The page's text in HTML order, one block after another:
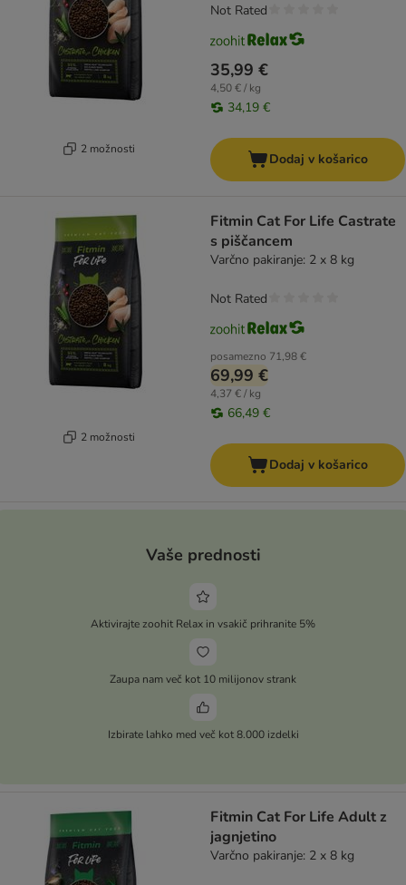
2 možnosti
35,99 €
4,50 € / kg
34,19 €
Not Rated
Dodaj v košarico
2 možnosti
Fitmin Cat For Life Castrate
s piščancem
Varčno pakiranje: 2 x 8 kg
posamezno 71,98 €
69,99 €
4,37 € / kg
66,49 €
Not Rated
Dodaj v košarico
Vaše prednosti
Aktivirajte zoohit Relax in vsakič prihranite 5%
Zaupa nam več kot 10 milijonov strank
Izbirate lahko med več kot 8.000 izdelki
Fitmin Cat For Life Adult z
jagnjetino
Varčno pakiranje: 2 x 8 kg